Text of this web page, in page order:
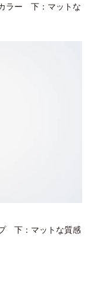
ラー 下：マットな
下：マットな質感